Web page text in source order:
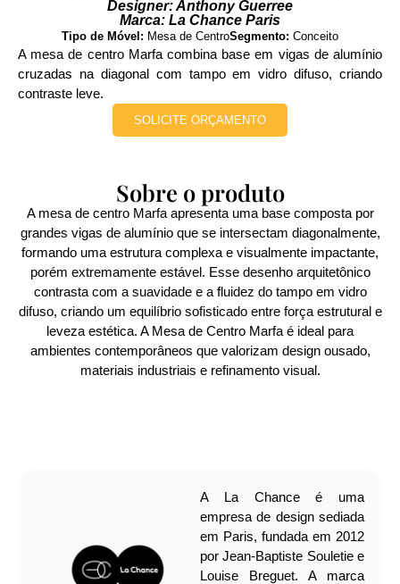
Designer: Anthony Guerree
Marca: La Chance Paris
Tipo de Móvel: Mesa de CentroSegmento: Conceito
A mesa de centro Marfa combina base em vigas de alumínio
cruzadas na diagonal com tampo em vidro difuso, criando
contraste leve.
SOLICITE ORÇAMENTO
Sobre o produto
A mesa de centro Marfa apresenta uma base composta por
grandes vigas de alumínio que se intersectam diagonalmente,
formando uma estrutura complexa e visualmente impactante,
porém extremamente estável. Esse desenho arquitetônico
contrasta com a suavidade e a fluidez do tampo em vidro
difuso, criando um equilíbrio sofisticado entre força estrutural e
leveza estética. A Mesa de Centro Marfa é ideal para
ambientes contemporâneos que valorizam design ousado,
materiais industriais e refinamento visual.
A La Chance é uma
empresa de design sediada
em Paris, fundada em 2012
por Jean-Baptiste Souletie e
Louise Breguet. A marca